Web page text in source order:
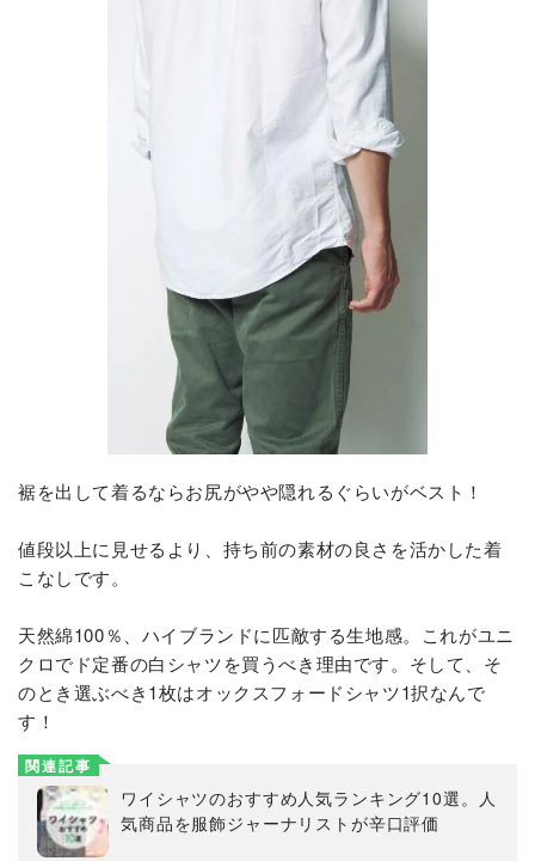
裾を出して着るならお尻がやや隠れるぐらいがベスト！
値段以上に見せるより、持ち前の素材の良さを活かした着
こなしです。
天然綿100％、ハイブランドに匹敵する生地感。これがユニ
クロでド定番の白シャツを買うべき理由です。そして、そ
のとき選ぶべき1枚はオックスフォードシャツ1択なんで
す！
関連記事
ワイシャツのおすすめ人気ランキング10選。人
気商品を服飾ジャーナリストが辛口評価